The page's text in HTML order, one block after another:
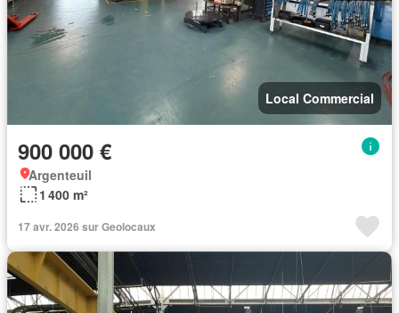
Local Commercial
900 000 €
Argenteuil
1 400 m²
17 avr. 2026 sur Geolocaux